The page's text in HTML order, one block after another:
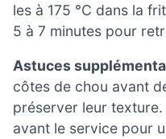
les à 175 °C dans la
5 à 7 minutes pour
Astuces
côtes de chou avant
préserver leur
avant le service pour